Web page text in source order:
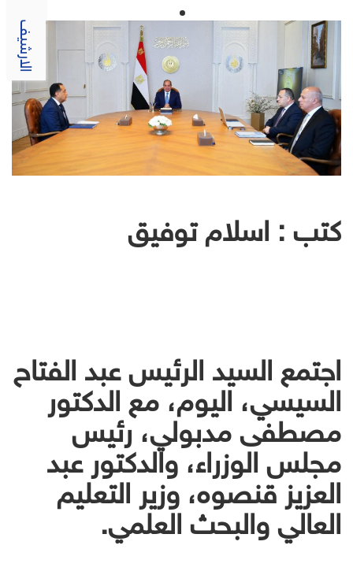
الارشيف
كتب : اسلام توفيق
اجتمع السيد الرئيس عبد الفتاح
السيسي، اليوم، مع الدكتور
مصطفى مدبولي، رئيس
مجلس الوزراء، والدكتور عبد
العزيز قنصوه، وزير التعليم
العالي والبحث العلمي.